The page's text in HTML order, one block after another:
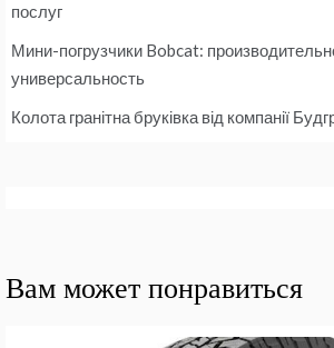
послуг
Мини-погрузчики Bobcat:
универсальность
Колота гранітна бруківка від компанії
Вам может понравиться